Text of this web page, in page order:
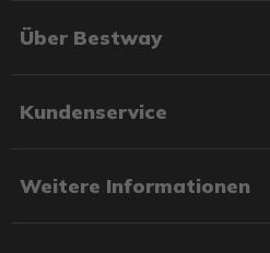
Über Bestway
Kundenservice
Weitere Informationen